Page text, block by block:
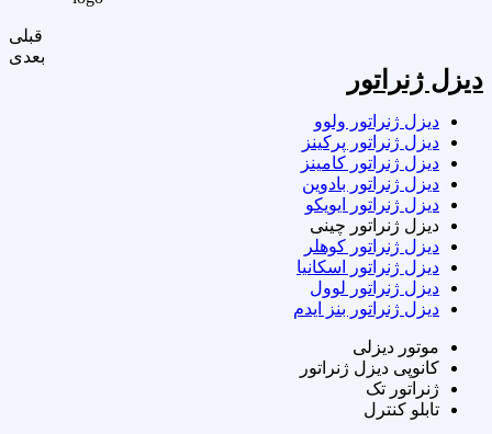
قبلی
بعدی
دیزل ژنراتور
دیزل ژنراتور ولوو
دیزل ژنراتور پرکینز
دیزل ژنراتور کامینز
دیزل ژنراتور بادوین
دیزل ژنراتور ایویکو
دیزل ژنراتور چینی
دیزل ژنراتور کوهلر
دیزل ژنراتور اسکانیا
دیزل ژنراتور لوول
دیزل ژنراتور بنز ایدم
موتور دیزلی
کانوپی دیزل ژنراتور
ژنراتور تک
تابلو کنترل